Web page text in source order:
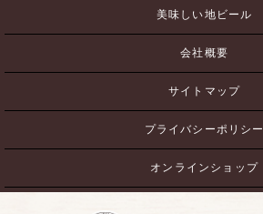
美味しい地ビール
会社概要
サイトマップ
プライバシーポリシー
オンラインショップ